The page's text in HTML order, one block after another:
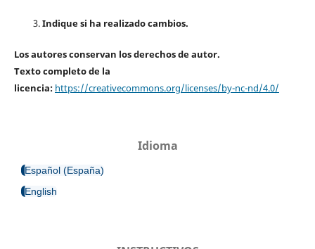
Indique si ha realizado cambios.
Los autores conservan los derechos de autor.
Texto completo de la
licencia: https://creativecommons.org/licenses/by-nc-nd/4.0/
Idioma
Español (España)
English